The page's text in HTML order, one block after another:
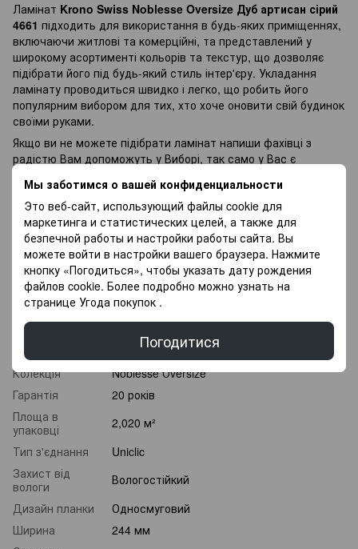
Мы заботимся о вашей конфиденциальности
Это веб-сайт, использующий файлы cookie для
маркетинга и статистических целей, а также для
безпечной работы и настройки работы сайта. Вы
можете войти в настройки вашего браузера. Нажмите
кнопку «Погодиться», чтобы указать дату рождения
файлов cookie. Более подробно можно узнать на
странице Угода покупок .
Погодитися
Ламінат Krono Swiss Noblesse Oversize Дуб артисан сірий
4661 підходить для використання в будь-яких приміщеннях,
включаючи житлові та комерційні, та представлений у
широкому асортименті кольорів та текстур, що дозволяє
підібрати його під будь-який стиль інтер'єру. Укладання
ламінату проводиться швидко і легко, що робить його
популярним вибором для тих, хто хоче оновити свій будинок
своїми руками.
Якщо ви не можете підібрати ламінат напиши фахівці з
радістю Вам допоможуть у Виборі, так само у Вас є
частинами, і оплачувати різними платежами протягом 3
місяців.
Характеристики
Клас
зносостійкості
32 клас
виробник
Швейцарія
Колекція
Noblesse Оversize
Гарантія
20 років
Площа в
упаковці
2,020 м²
Тип з'єднання
Uniclic
Захист від
вологи
Вологостійкий
Дизайн планки
Односмуговий
Ширина
244 мм